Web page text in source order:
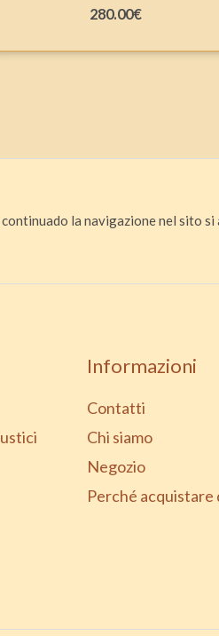
280.00€
la navigazione nel sito
Informazioni
Contatti
Chi siamo
Negozio
Perché acquistare